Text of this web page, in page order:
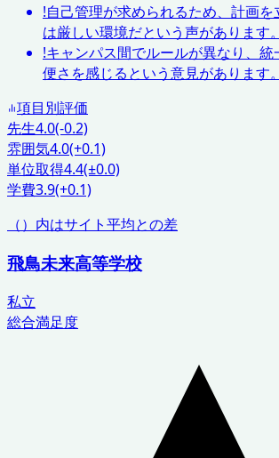
!自己管理が求められるため、計画
は厳しい環境だという声があります。
!キャンパス間でルールが異なり、
便さを感じるという意見があります。
項目別評価
先生4.0(-0.2)
雰囲気4.0(+0.1)
単位取得4.4(±0.0)
学費3.9(+0.1)
（）内はサイト平均との差
飛鳥未来高等学校
私立
総合満足度